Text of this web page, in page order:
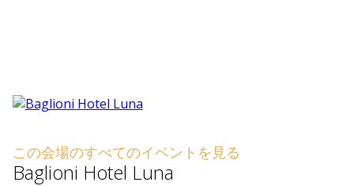
この会場のすべてのイベントを見る
Baglioni Hotel Luna